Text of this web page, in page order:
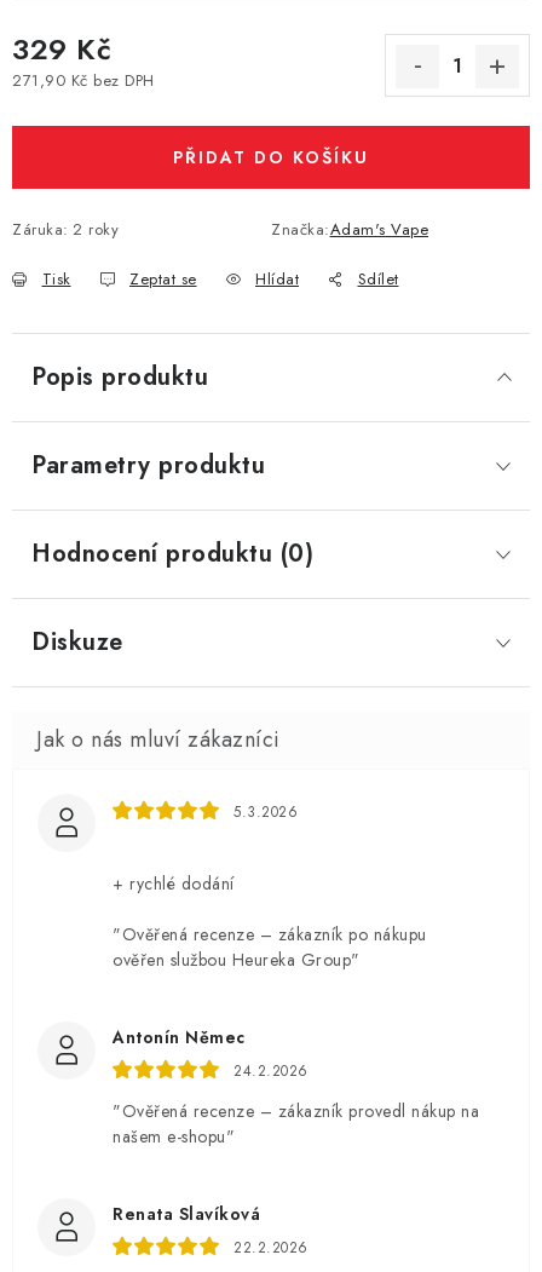
329 Kč
271,90 Kč bez DPH
PŘIDAT DO KOŠÍKU
Záruka: 2 roky Značka:Adam's Vape
Tisk Zeptat se Hlídat Sdílet
Popis produktu
Parametry produktu
Hodnocení produktu (0)
Diskuze
5.3.2026
+ rychlé dodání
"Ověřená recenze – zákazník po nákupu
ověřen službou Heureka Group"
Antonín Němec
24.2.2026
"Ověřená recenze – zákazník provedl nákup na
našem e-shopu"
Renata Slavíková
22.2.2026